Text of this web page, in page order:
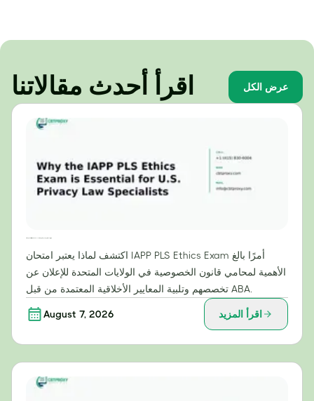
اقرأ أحدث مقالاتنا عرض الكل
اكتشف لماذا يعتبر امتحان IAPP PLS Ethics Exam أمرًا بالغ
الأهمية لمحامي قانون الخصوصية في الولايات المتحدة للإعلان عن
تخصصهم وتلبية المعايير الأخلاقية المعتمدة من قبل ABA.
August 7, 2026 اقرأ المزيد